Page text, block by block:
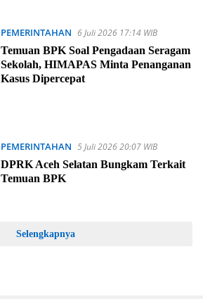
PEMERINTAHAN 6 Juli 2026 17:14 WIB
Temuan BPK Soal Pengadaan Seragam
Sekolah, HIMAPAS Minta Penanganan
Kasus Dipercepat
PEMERINTAHAN 5 Juli 2026 20:07 WIB
DPRK Aceh Selatan Bungkam Terkait
Temuan BPK
Selengkapnya